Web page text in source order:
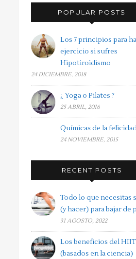
POPULAR POSTS
Los 7 principios para
ejercicio si sufres
Hipotiroidismo
24 DICIEMBRE, 2018
¿ Yoga o Pilates ?
25 ABRIL, 2016
Químicas de la
24 NOVIEMBRE, 2015
RECENT POSTS
Todo lo que necesitas
(y hacer) para bajar de
31 AGOSTO, 2022
Los beneficios del HIIT
(basados en la ciencia)